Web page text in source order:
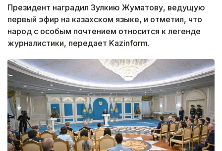
Президент наградил Зулкию Жуматову, ведущую
первый эфир на казахском языке, и отметил, что
народ с особым почтением относится к легенде
журналистики, передает Kazinform.